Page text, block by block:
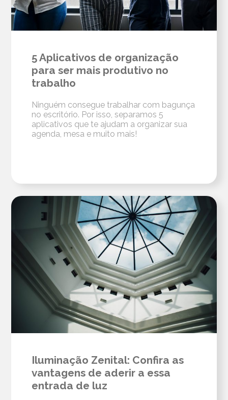
5 Aplicativos de organização
para ser mais produtivo no
trabalho
Ninguém consegue trabalhar com bagunça
no escritório. Por isso, separamos 5
aplicativos que te ajudam a organizar sua
agenda, mesa e muito mais!
Iluminação Zenital: Confira as
vantagens de aderir a essa
entrada de luz